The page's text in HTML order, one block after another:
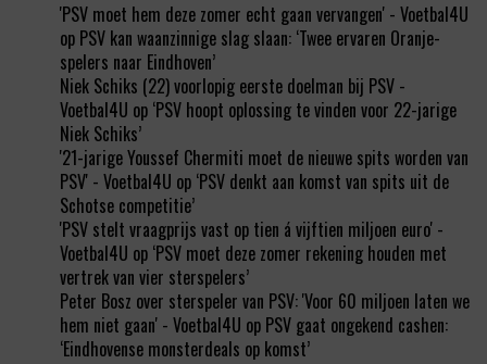
'PSV moet hem deze zomer echt gaan vervangen' - Voetbal4U
op PSV kan waanzinnige slag slaan: ‘Twee ervaren Oranje-
spelers naar Eindhoven’
Niek Schiks (22) voorlopig eerste doelman bij PSV -
Voetbal4U op ‘PSV hoopt oplossing te vinden voor 22-jarige
Niek Schiks’
'21-jarige Youssef Chermiti moet de nieuwe spits worden van
PSV' - Voetbal4U op ‘PSV denkt aan komst van spits uit de
Schotse competitie’
'PSV stelt vraagprijs vast op tien á vijftien miljoen euro' -
Voetbal4U op ‘PSV moet deze zomer rekening houden met
vertrek van vier sterspelers’
Peter Bosz over sterspeler van PSV: 'Voor 60 miljoen laten we
hem niet gaan' - Voetbal4U op PSV gaat ongekend cashen:
‘Eindhovense monsterdeals op komst’